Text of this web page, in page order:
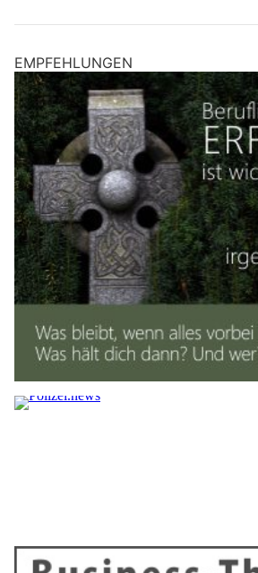
EMPFEHLUNGEN